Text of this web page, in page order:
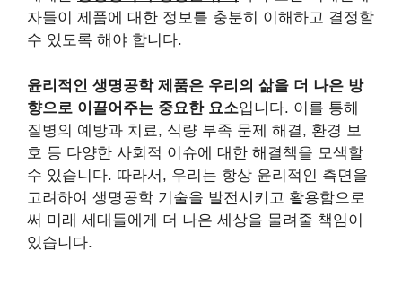
자들이 제품에 대한 정보를 충분히 이해하고 결정할
수 있도록 해야 합니다.
윤리적인 생명공학 제품은 우리의 삶을 더 나은 방
향으로 이끌어주는 중요한 요소입니다. 이를 통해
질병의 예방과 치료, 식량 부족 문제 해결, 환경 보
호 등 다양한 사회적 이슈에 대한 해결책을 모색할
수 있습니다. 따라서, 우리는 항상 윤리적인 측면을
고려하여 생명공학 기술을 발전시키고 활용함으로
써 미래 세대들에게 더 나은 세상을 물려줄 책임이
있습니다.